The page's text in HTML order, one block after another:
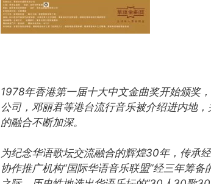
1978年香港第一届十大中文金曲奖开始颁奖
公司，邓丽君等港台流行音乐被介绍进内地
的融合不断加深。
为纪念华语歌坛交流融合的辉煌30年，传承
协作推广机构“国际华语音乐联盟”经三年筹